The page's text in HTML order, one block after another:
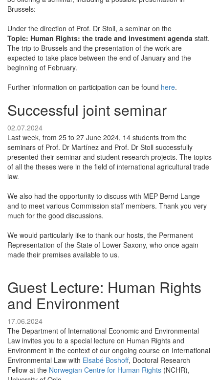
Brussels:
Under the direction of Prof. Dr Stoll, a seminar on the
Topic: Human Rights: the trade and investment agenda statt.
The trip to Brussels and the presentation of the work are
expected to take place between the end of January and the
beginning of February.
Further information on participation can be found here.
Successful joint seminar
02.07.2024
Last week, from 25 to 27 June 2024, 14 students from the
seminars of Prof. Dr Martínez and Prof. Dr Stoll successfully
presented their seminar and student research projects. The topics
of all the theses were in the field of international agricultural trade
law.
We also had the opportunity to discuss with MEP Bernd Lange
and to meet various Commission staff members. Thank you very
much for the good discussions.
We would particularly like to thank our hosts, the Permanent
Representation of the State of Lower Saxony, who once again
made their premises available to us.
Guest Lecture: Human Rights
and Environment
17.06.2024
The Department of International Economic and Environmental
Law invites you to a special lecture on Human Rights and
Environment in the context of our ongoing course on International
Environmental Law with Elsabé Boshoff, Doctoral Research
Fellow at the Norwegian Centre for Human Rights (NCHR),